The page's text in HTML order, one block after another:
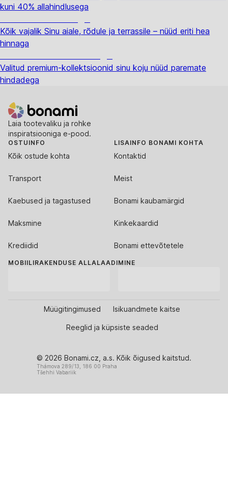
kuni 40% allahindlusega
Kõik vajalik Sinu aiale, rõdule ja terrassile – nüüd eriti hea
hinnaga
Valitud premium-kollektsioonid sinu koju nüüd paremate
hindadega
Laia tootevaliku ja rohke
inspiratsiooniga e-pood.
OSTUINFO
Kõik ostude kohta
Transport
Kaebused ja tagastused
Maksmine
Krediidid
LISAINFO BONAMI KOHTA
Kontaktid
Meist
Bonami kaubamärgid
Kinkekaardid
Bonami ettevõtetele
MOBIILIRAKENDUSE ALLALAADIMINE
Müügitingimused Isikuandmete kaitse
Reeglid ja küpsiste seaded
© 2026 Bonami.cz, a.s. Kõik õigused kaitstud.
Thámova 289/13, 186 00 Praha
Tšehhi Vabariik